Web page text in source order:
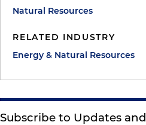
Natural Resources
RELATED INDUSTRY
Energy & Natural Resources
Subscribe to Updates and